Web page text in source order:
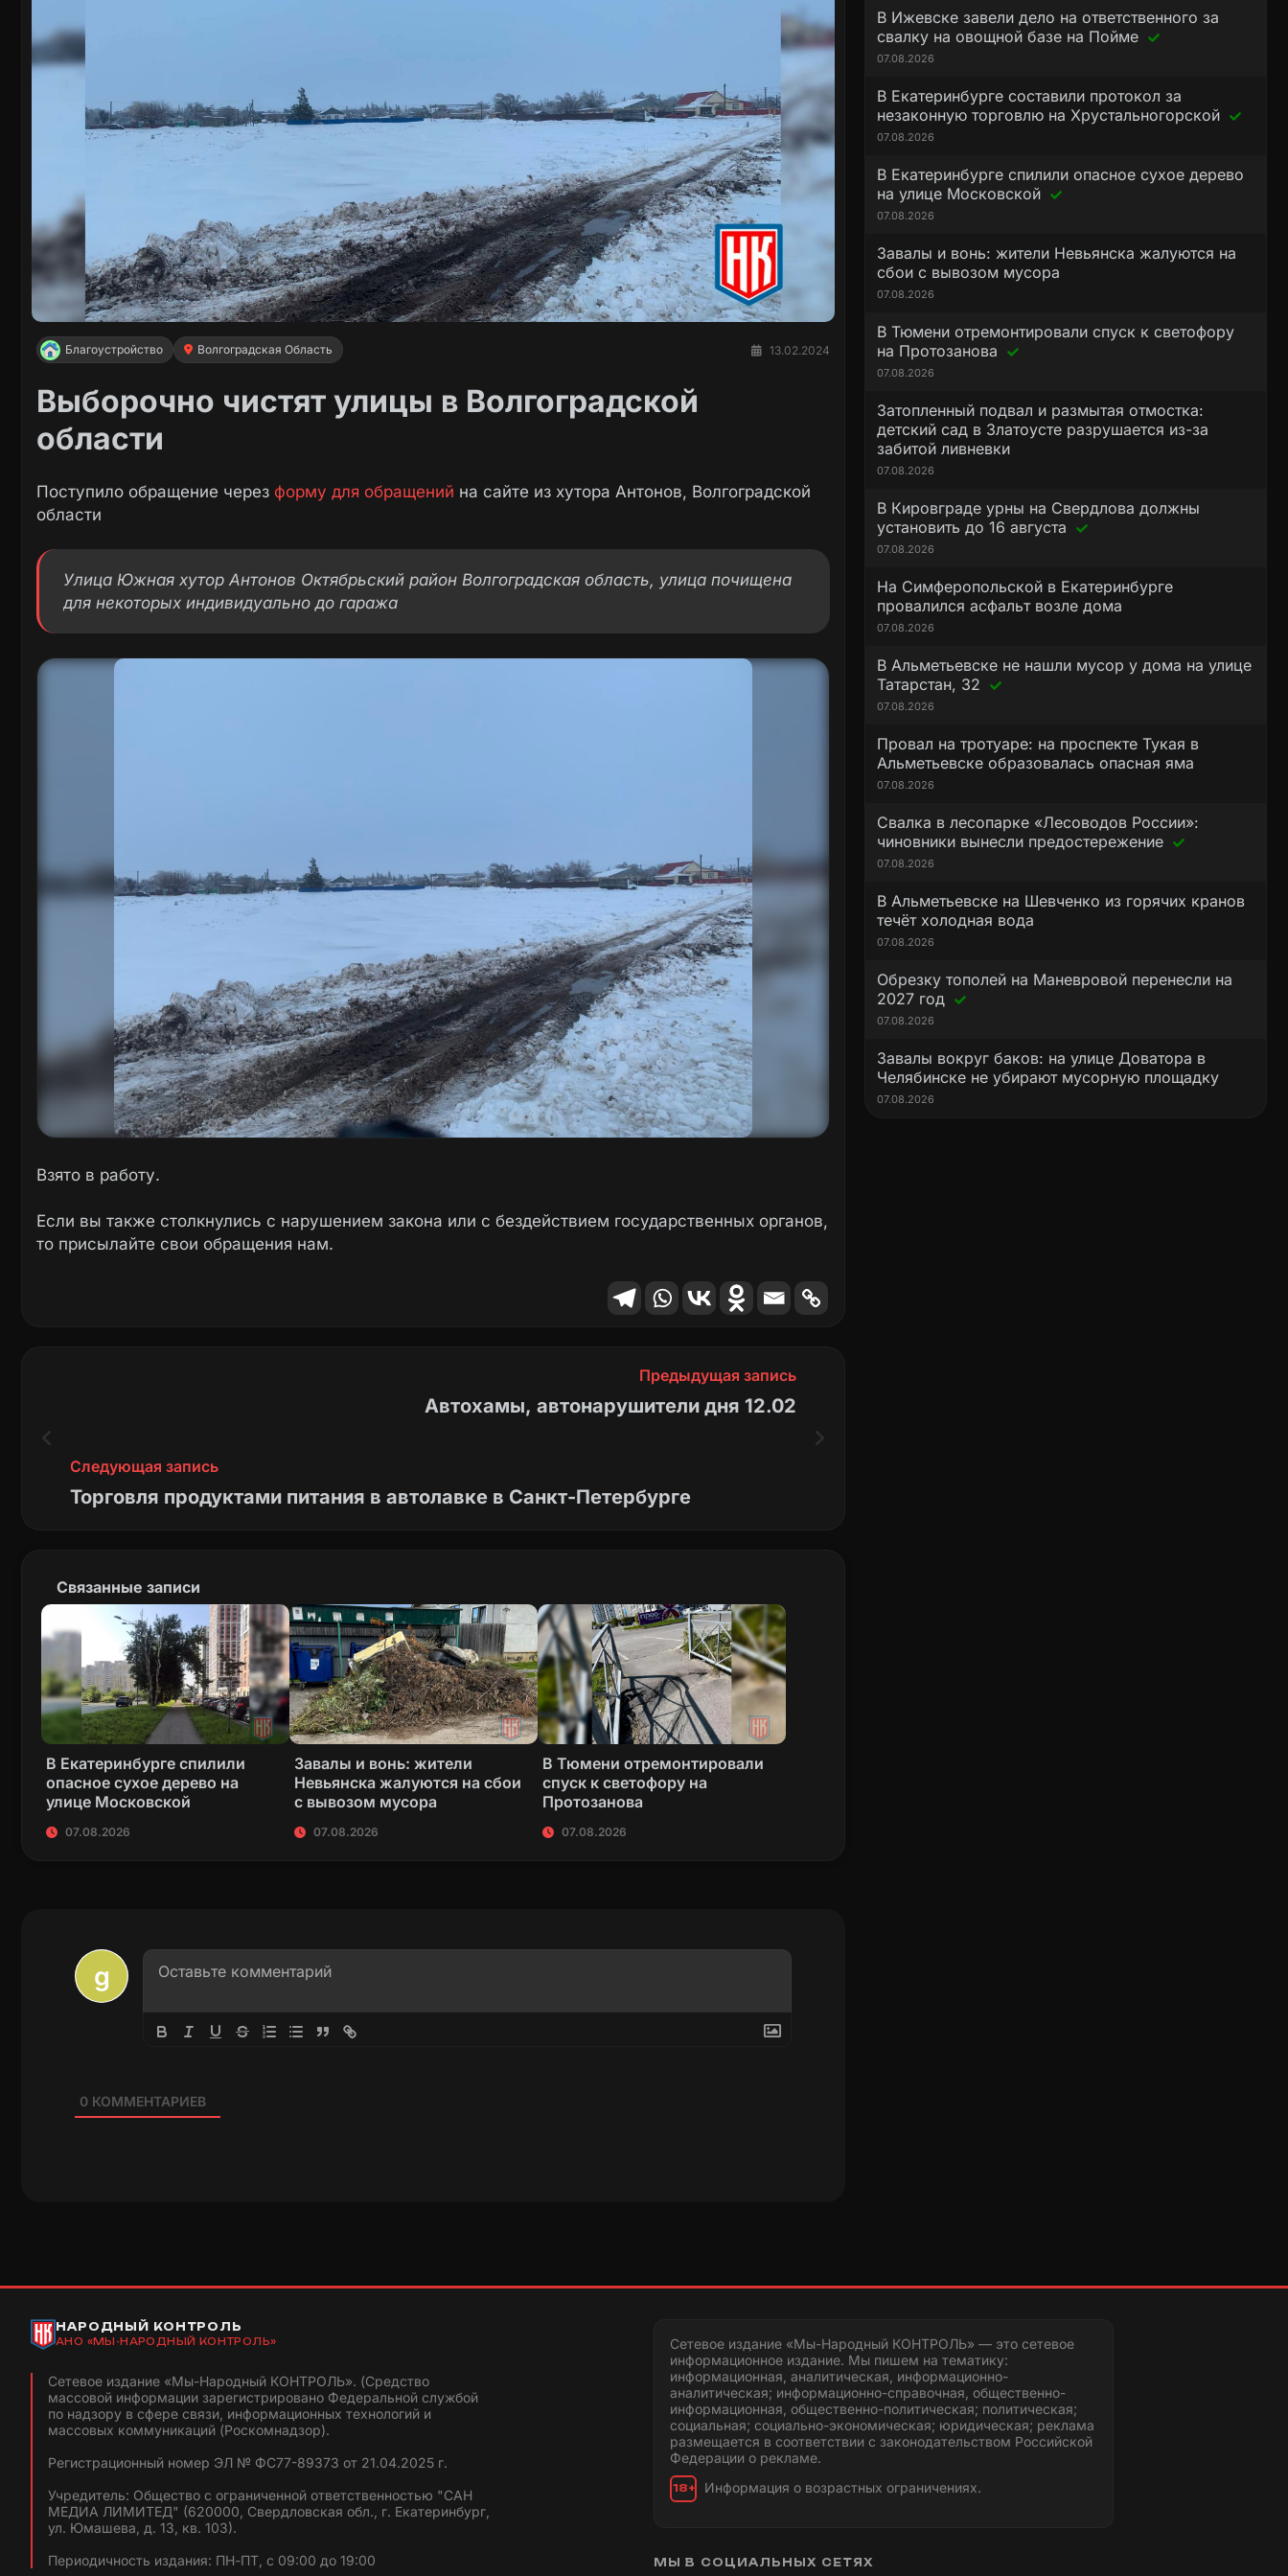
Благоустройство Волгоградская Область 13.02.2024
Выборочно чистят улицы в Волгоградской
области
Поступило обращение через форму для обращений на сайте из хутора Антонов, Волгоградской
области
Улица Южная хутор Антонов Октябрьский район Волгоградская область, улица почищена
для некоторых индивидуально до гаража
Взято в работу.
Если вы также столкнулись с нарушением закона или с бездействием государственных органов,
то присылайте свои обращения нам.
Предыдущая запись
Автохамы, автонарушители дня 12.02
Следующая запись
Торговля продуктами питания в автолавке в Санкт-Петербурге
Связанные записи
В Екатеринбурге спилили
опасное сухое дерево на
улице Московской
07.08.2026
Завалы и вонь: жители
Невьянска жалуются на сбои
с вывозом мусора
07.08.2026
В Тюмени отремонтировали
спуск к светофору на
Протозанова
07.08.2026
0КОММЕНТАРИЕВ
В Ижевске завели дело на ответственного за
свалку на овощной базе на Пойме
07.08.2026
В Екатеринбурге составили протокол за
незаконную торговлю на Хрустальногорской
07.08.2026
В Екатеринбурге спилили опасное сухое дерево
на улице Московской
07.08.2026
Завалы и вонь: жители Невьянска жалуются на
сбои с вывозом мусора
07.08.2026
В Тюмени отремонтировали спуск к светофору
на Протозанова
07.08.2026
Затопленный подвал и размытая отмостка:
детский сад в Златоусте разрушается из-за
забитой ливневки
07.08.2026
В Кировграде урны на Свердлова должны
установить до 16 августа
07.08.2026
На Симферопольской в Екатеринбурге
провалился асфальт возле дома
07.08.2026
В Альметьевске не нашли мусор у дома на улице
Татарстан, 32
07.08.2026
Провал на тротуаре: на проспекте Тукая в
Альметьевске образовалась опасная яма
07.08.2026
Свалка в лесопарке «Лесоводов России»:
чиновники вынесли предостережение
07.08.2026
В Альметьевске на Шевченко из горячих кранов
течёт холодная вода
07.08.2026
Обрезку тополей на Маневровой перенесли на
2027 год
07.08.2026
Завалы вокруг баков: на улице Доватора в
Челябинске не убирают мусорную площадку
07.08.2026
НАРОДНЫЙ КОНТРОЛЬ
АНО «МЫ-НАРОДНЫЙ КОНТРОЛЬ»
Сетевое издание «Мы-Народный КОНТРОЛЬ». (Средство
массовой информации зарегистрировано Федеральной службой
по надзору в сфере связи, информационных технологий и
массовых коммуникаций (Роскомнадзор).
Регистрационный номер ЭЛ № ФС77-89373 от 21.04.2025 г.
Учредитель: Общество с ограниченной ответственностью "САН
МЕДИА ЛИМИТЕД" (620000, Свердловская обл., г. Екатеринбург,
ул. Юмашева, д. 13, кв. 103).
Периодичность издания: ПН-ПТ, с 09:00 до 19:00
Сетевое издание «Мы-Народный КОНТРОЛЬ» — это сетевое
информационное издание. Мы пишем на тематику:
информационная, аналитическая, информационно-
аналитическая; информационно-справочная, общественно-
информационная, общественно-политическая; политическая;
социальная; социально-экономическая; юридическая; реклама
размещается в соответствии с законодательством Российской
Федерации о рекламе.
18+ Информация о возрастных ограничениях.
МЫ В СОЦИАЛЬНЫХ СЕТЯХ